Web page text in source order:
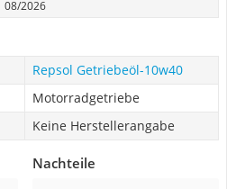
08/2026
Repsol Getriebeöl-10w40
Motorradgetriebe
Keine Herstellerangabe
Nachteile